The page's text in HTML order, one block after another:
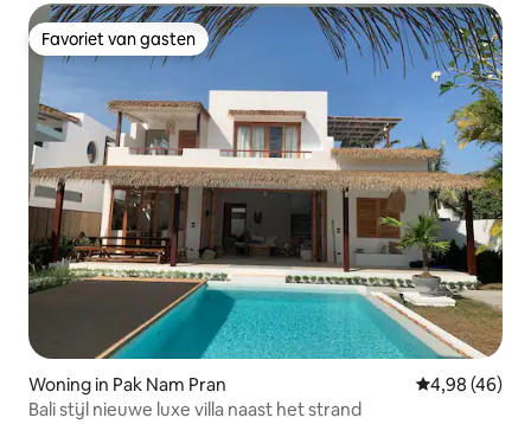
Favoriet van gasten
Favoriet van gasten
Woning in Pak Nam Pran Gemiddelde
4,98 (46)
Bali stijl nieuwe luxe villa naast het strand